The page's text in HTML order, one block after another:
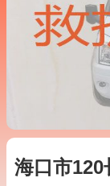
海口市120